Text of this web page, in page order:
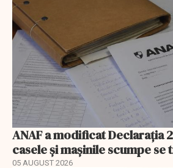
ANAF a modificat Declarația
casele și mașinile scumpe se
05 AUGUST 2026